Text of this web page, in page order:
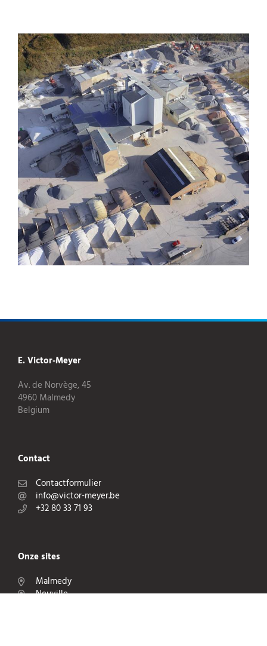
E. Victor-Meyer
Av. de Norvège, 45
4960 Malmedy
Belgium
Contact
Contactformulier
info@victor-meyer.be
+32 80 33 71 93
Onze sites
Malmedy
Neuville